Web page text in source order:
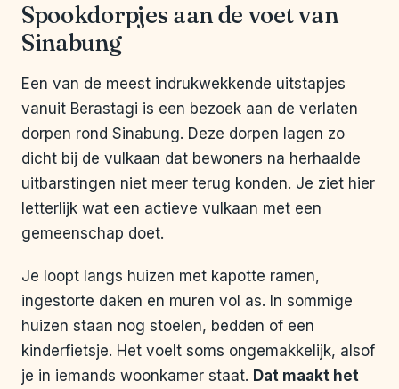
Spookdorpjes aan de voet van
Sinabung
Een van de meest indrukwekkende uitstapjes
vanuit Berastagi is een bezoek aan de verlaten
dorpen rond Sinabung. Deze dorpen lagen zo
dicht bij de vulkaan dat bewoners na herhaalde
uitbarstingen niet meer terug konden. Je ziet hier
letterlijk wat een actieve vulkaan met een
gemeenschap doet.
Je loopt langs huizen met kapotte ramen,
ingestorte daken en muren vol as. In sommige
huizen staan nog stoelen, bedden of een
kinderfietsje. Het voelt soms ongemakkelijk, alsof
je in iemands woonkamer staat. Dat maakt het